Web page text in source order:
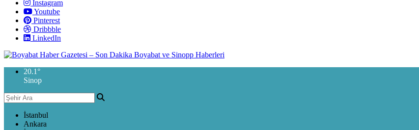
Instagram
Youtube
Pinterest
Dribbble
LinkedIn
20.1 °
Sinop
İstanbul
Ankara